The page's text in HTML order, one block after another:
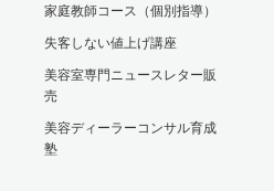
家庭教師コース（個別指導）
失客しない値上げ講座
美容室専門ニュースレター販
売
美容ディーラーコンサル育成
塾